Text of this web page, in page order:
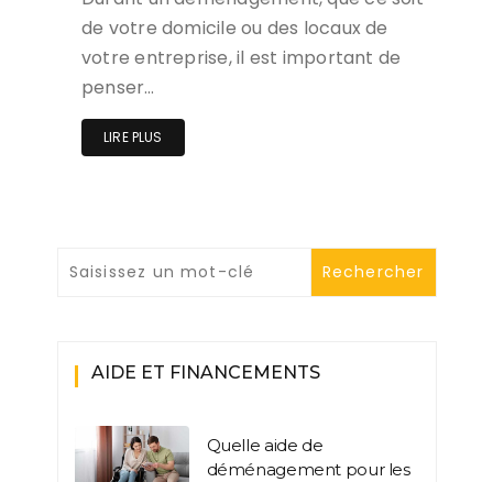
de votre domicile ou des locaux de
votre entreprise, il est important de
penser…
LIRE PLUS
AIDE ET FINANCEMENTS
Quelle aide de
déménagement pour les